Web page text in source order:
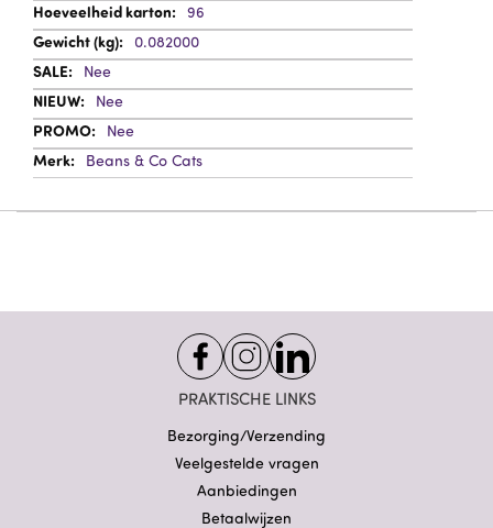
96
0.082000
Nee
Nee
Nee
Beans & Co Cats
PRAKTISCHE LINKS
Bezorging/Verzending
Veelgestelde vragen
Aanbiedingen
Betaalwijzen